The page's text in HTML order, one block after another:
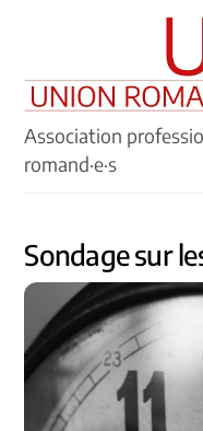
Association
romand·e·s
Sondage sur